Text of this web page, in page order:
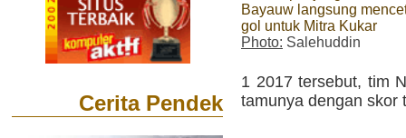
Cerita Pendek
Bayauw langsung
gol untuk Mitra Kukar
Photo: Salehuddin
1 2017 tersebut, tim
tamunya dengan skor